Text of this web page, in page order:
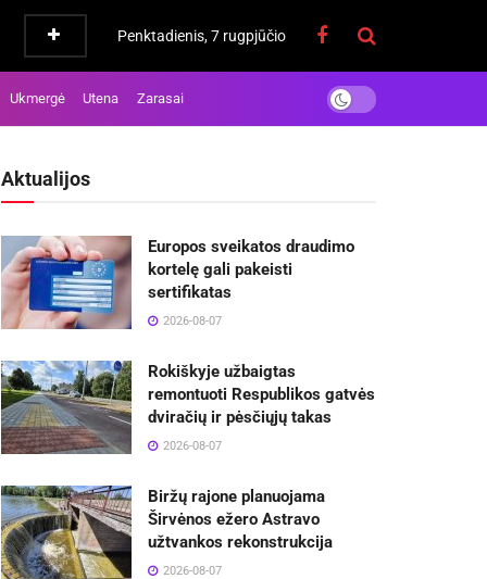
Penktadienis, 7 rugpjūčio
Ukmergė Utena Zarasai
Aktualijos
Europos sveikatos draudimo
kortelę gali pakeisti
sertifikatas
2026-08-07
Rokiškyje užbaigtas
remontuoti Respublikos gatvės
dviračių ir pėsčiųjų takas
2026-08-07
Biržų rajone planuojama
Širvėnos ežero Astravo
užtvankos rekonstrukcija
2026-08-07